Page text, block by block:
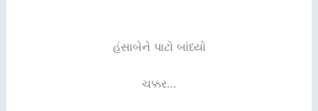
હંસાબેને પાટો બાંધ્યો
ચક્કર…